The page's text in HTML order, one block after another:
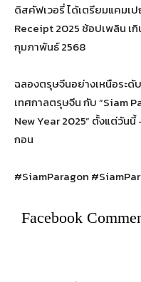
ดิสคัฟเวอรี่ ได้เตรียมแคมเ
Receipt 2025 ช้อปเพลิน เกิ
กุมภาพันธ์ 2568
ฉลองตรุษจีนอย่างเหนือระ
เทศกาลตรุษจีน กับ “Siam
New Year 2025” ตั้งแต่วัน
กอน
#SiamParagon
Facebook